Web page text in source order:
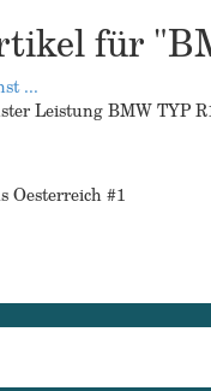
für
...
Leistung BMW TYP
Oesterreich #1